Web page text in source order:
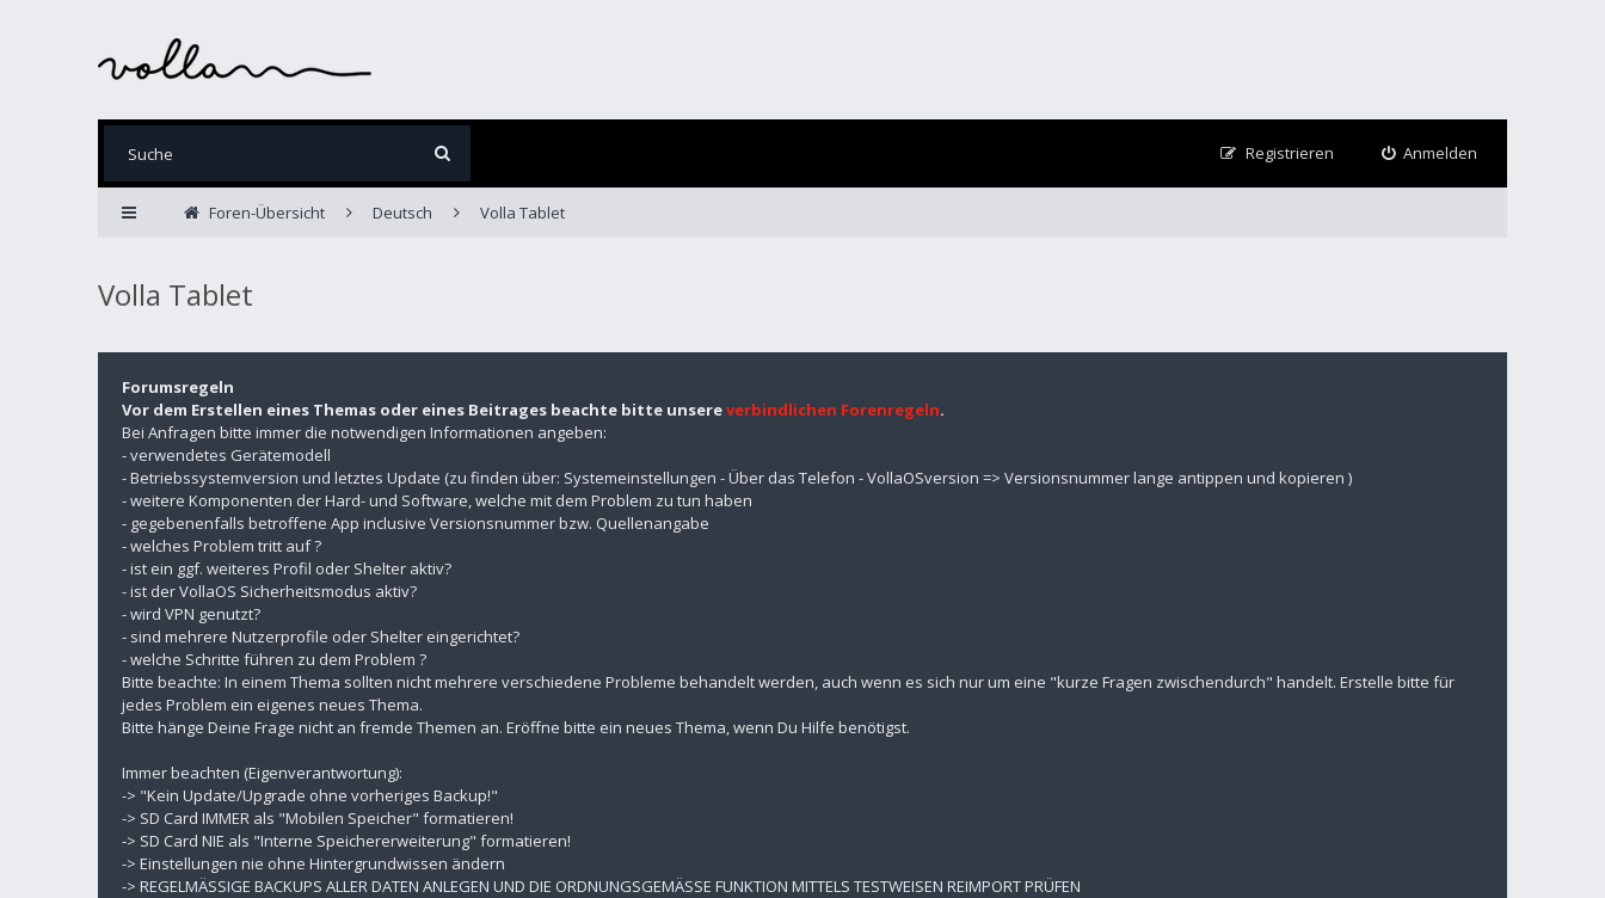
Anmelden
Registrieren
Foren-Übersicht Deutsch Volla Tablet
Volla Tablet
Forumsregeln
Vor dem Erstellen eines Themas oder eines Beitrages beachte bitte unsereverbindlichen Forenregeln.
Bei Anfragen bitte immer die notwendigen Informationen angeben:
- verwendetes Gerätemodell
- Betriebssystemversion und letztes Update (zu finden über: Systemeinstellungen - Über das Telefon - VollaOSversion => Versionsnummer lange antippen und kopieren )
- weitere Komponenten der Hard- und Software, welche mit dem Problem zu tun haben
- gegebenenfalls betroffene App inclusive Versionsnummer bzw. Quellenangabe
- welches Problem tritt auf ?
- ist ein ggf. weiteres Profil oder Shelter aktiv?
- ist der VollaOS Sicherheitsmodus aktiv?
- wird VPN genutzt?
- sind mehrere Nutzerprofile oder Shelter eingerichtet?
- welche Schritte führen zu dem Problem ?
Bitte beachte: In einem Thema sollten nicht mehrere verschiedene Probleme behandelt werden, auch wenn es sich nur um eine "kurze Fragen zwischendurch" handelt. Erstelle bitte für
jedes Problem ein eigenes neues Thema.
Bitte hänge Deine Frage nicht an fremde Themen an. Eröffne bitte ein neues Thema, wenn Du Hilfe benötigst.
Immer beachten (Eigenverantwortung):
-> "Kein Update/Upgrade ohne vorheriges Backup!"
-> SD Card IMMER als "Mobilen Speicher" formatieren!
-> SD Card NIE als "Interne Speichererweiterung" formatieren!
-> Einstellungen nie ohne Hintergrundwissen ändern
-> REGELMÄSSIGE BACKUPS ALLER DATEN ANLEGEN UND DIE ORDNUNGSGEMÄSSE FUNKTION MITTELS TESTWEISEN REIMPORT PRÜFEN